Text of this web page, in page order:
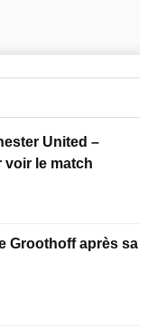
United –
voir le match
Groothoff après sa